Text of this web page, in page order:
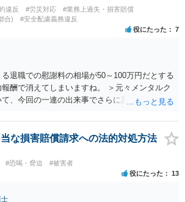
や証拠資料の検討が必要になるため、今後の
面談にて法律相談をされることをおすすめし
違反 #労災対応
#業務上過失・損害賠償
合)
#安全配慮義務違反
役にたった 7
退職での慰謝料の相場が50～100万円だとする
酬で消えてしまいますね。 ＞元々メンタルク
、今回の一連の出来事でさらに悪化した事実
められるにしても金額としては微々たるもの
する弁護士に詳細を説明したうえで指示を仰い
な損害賠償請求への法的対処方法
#恐喝・脅迫 #被害者
役にたった 13
士